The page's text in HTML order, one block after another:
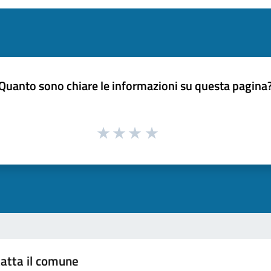
sono chiare le informazioni su questa
il comune